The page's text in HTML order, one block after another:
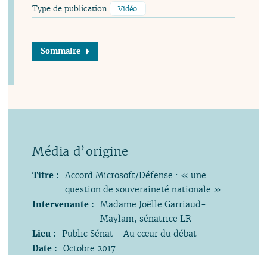
Type de publication Vidéo
Sommaire
Titre : Accord Microsoft/Défense : « une
question de souveraineté nationale »
Intervenante : Madame Joëlle Garriaud-
Maylam, sénatrice LR
Lieu : Public Sénat - Au cœur du débat
Date : Octobre 2017